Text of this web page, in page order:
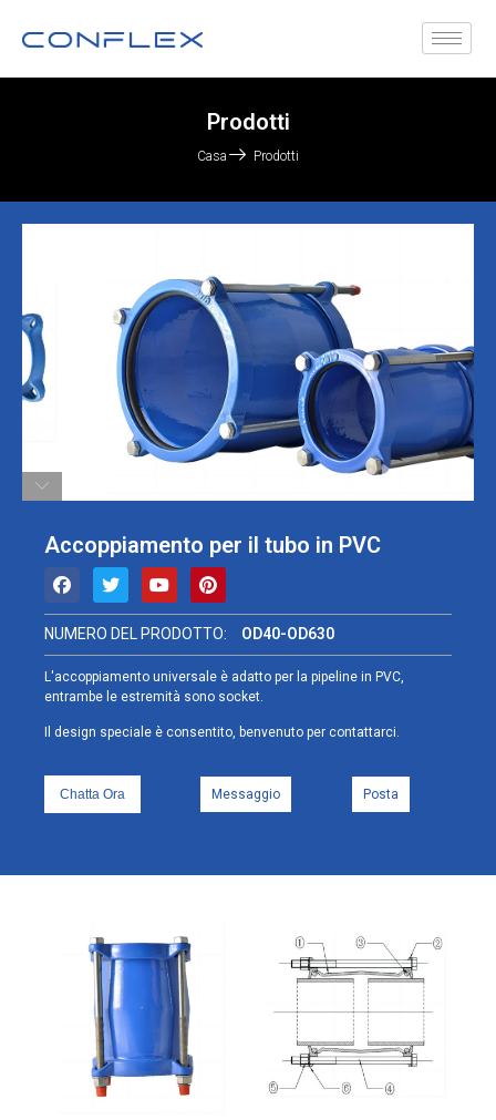
Prodotti
Casa Prodotti
Accoppiamento per il tubo in PVC
NUMERO DEL PRODOTTO: OD40-OD630
L'accoppiamento universale è adatto per la pipeline in PVC,
entrambe le estremità sono socket.
Il design speciale è consentito, benvenuto per contattarci.
Chatta Ora Messaggio Posta